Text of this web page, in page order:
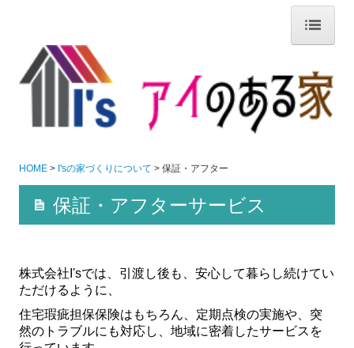
HOME
I'sの家づくりについて
代表挨拶「Ｉ’ｓの家づくり」
家づくりの流れ
I'sの魅力
保証・アフター
各種リフォーム
窓リフォーム
HOME I'sの家づくりについて 保証・アフター
保証・アフターサービス
株式会社I'sでは、引渡し後も、安心して暮らし続けてい
ただけるように、
住宅瑕疵担保保険はもちろん、定期点検の実施や、突
然のトラブルにも対応し、地域に密着したサービスを